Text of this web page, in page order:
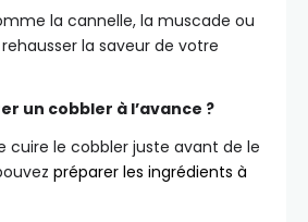
la cannelle, la muscade ou
la saveur de votre
un cobbler à l’avance ?
cuire le cobbler juste avant de le
préparer les ingrédients à